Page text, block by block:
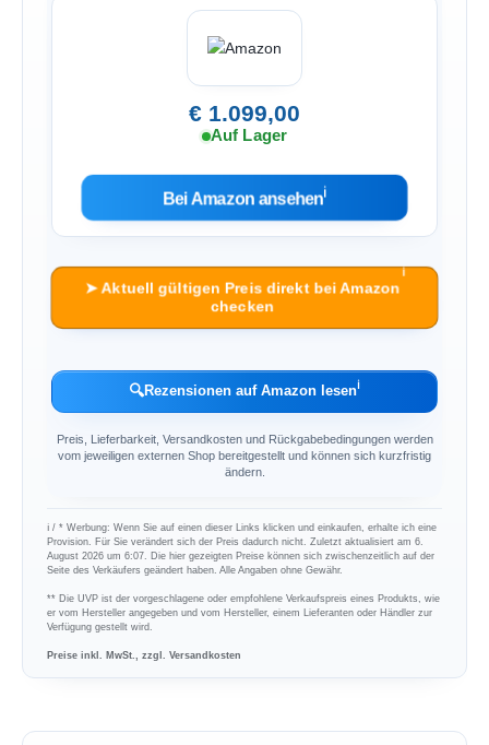
€ 1.099,00
Auf Lager
Bei Amazon ansehenℹ︎
➤ Aktuell gültigen Preis direkt bei Amazon
checken
ℹ︎
🔍Rezensionen auf Amazon lesenℹ︎
Preis, Lieferbarkeit, Versandkosten und Rückgabebedingungen werden
vom jeweiligen externen Shop bereitgestellt und können sich kurzfristig
ändern.
ℹ︎ / * Werbung: Wenn Sie auf einen dieser Links klicken und einkaufen, erhalte ich eine
Provision. Für Sie verändert sich der Preis dadurch nicht. Zuletzt aktualisiert am 6.
August 2026 um 6:07. Die hier gezeigten Preise können sich zwischenzeitlich auf der
Seite des Verkäufers geändert haben. Alle Angaben ohne Gewähr.
** Die UVP ist der vorgeschlagene oder empfohlene Verkaufspreis eines Produkts, wie
er vom Hersteller angegeben und vom Hersteller, einem Lieferanten oder Händler zur
Verfügung gestellt wird.
Preise inkl. MwSt., zzgl. Versandkosten